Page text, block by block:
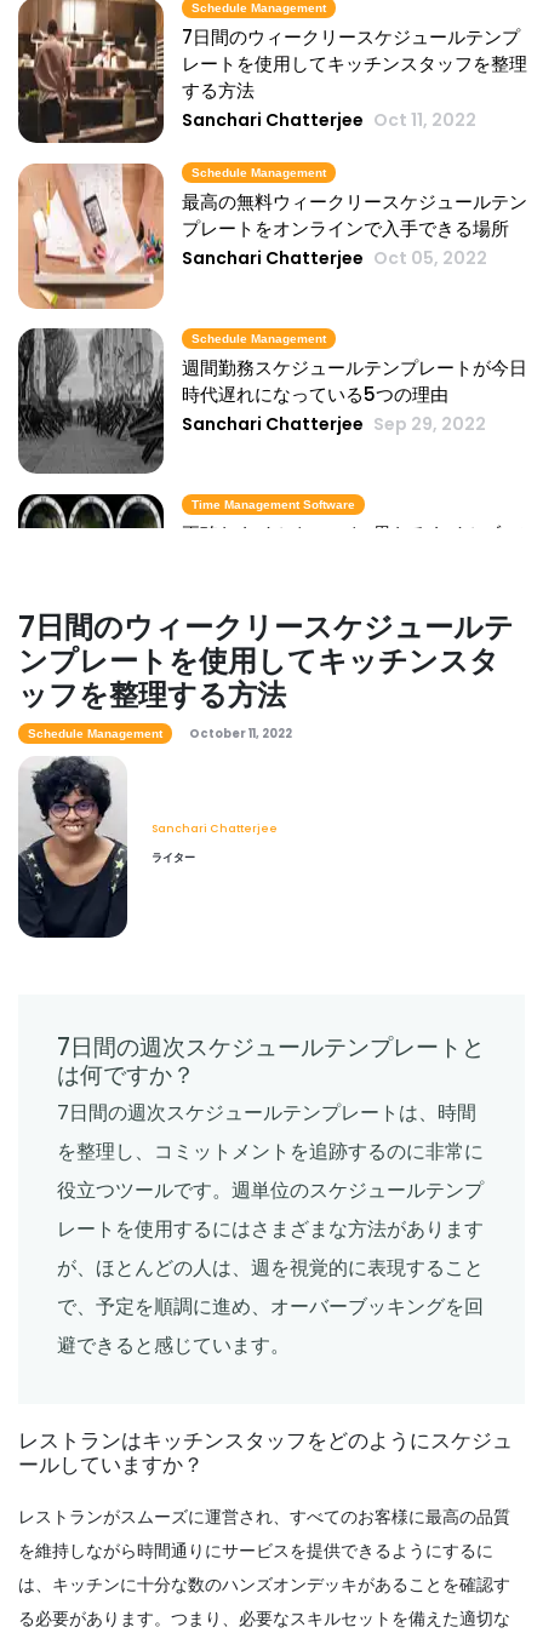
Schedule Management
7日間のウィークリースケジュールテンプ
レートを使用してキッチンスタッフを整理
する方法
Sanchari Chatterjee Oct 11, 2022
Schedule Management
最高の無料ウィークリースケジュールテン
プレートをオンラインで入手できる場所
Sanchari Chatterjee Oct 05, 2022
Schedule Management
週間勤務スケジュールテンプレートが今日
時代遅れになっている5つの理由
Sanchari Chatterjee Sep 29, 2022
Time Management Software
正確なタイムクロック-異なるタイムゾーン
Workforce Planning
起業家向けの最高の時間管理アプリ：これ
らのアプリで一日を合理化
Schedule Management
週間スケジュールテンプレート Excel-
秒付きリアルタイムクロックとは：完全ガ
イド
Sanchari Chatterjee
オンラインアポイントメントスケジューリ
ングを開始すべき5つの理由
Sanchari Chatterjee Apr 15, 2022
時間管理戦略-1 日の時間を増やすための 7
4種類のリアルタイムクロックとその仕組
み
Sanchari Chatterjee Apr 12, 2022
7日間のウィークリースケジュールテ
ンプレートを使用してキッチンスタ
ッフを整理する方法
Schedule Management October 11, 2022
Sanchari Chatterjee
ライター
7日間の週次スケジュールテンプレートと
は何ですか？
7日間の週次スケジュールテンプレートは、時間
を整理し、コミットメントを追跡するのに非常に
役立つツールです。週単位のスケジュールテンプ
レートを使用するにはさまざまな方法があります
が、ほとんどの人は、週を視覚的に表現すること
で、予定を順調に進め、オーバーブッキングを回
避できると感じています。
レストランはキッチンスタッフをどのようにスケジュ
ールしていますか？
レストランがスムーズに運営され、すべてのお客様に最高の品質
を維持しながら時間通りにサービスを提供できるようにするに
は、キッチンに十分な数のハンズオンデッキがあることを確認す
る必要があります。つまり、必要なスキルセットを備えた適切な